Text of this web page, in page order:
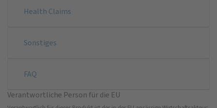
Health Claims
Sonstiges
FAQ
Verantwortliche Person für die EU